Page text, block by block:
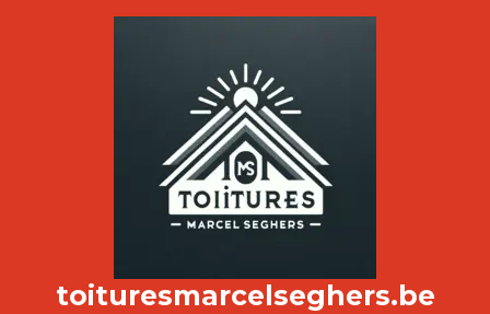
toituresmarcelseghers.be